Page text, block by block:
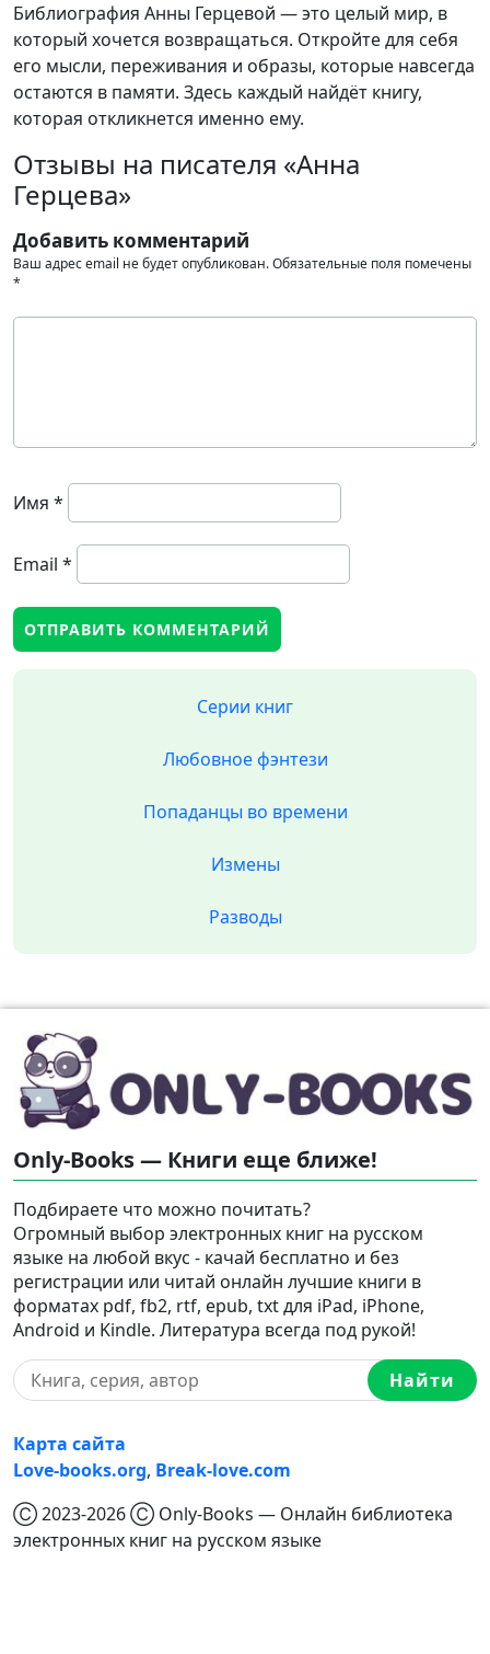
Библиография Анны Герцевой — это целый мир, в
который хочется возвращаться. Откройте для себя
его мысли, переживания и образы, которые навсегда
остаются в памяти. Здесь каждый найдёт книгу,
которая откликнется именно ему.
Отзывы на писателя «Анна
Герцева»
Добавить комментарий
Ваш адрес email не будет опубликован.Обязательные поля помечены
*
Имя *
Email *
Серии книг
Любовное фэнтези
Попаданцы во времени
Измены
Разводы
Only-Books — Книги еще ближе!
Подбираете что можно почитать?
Огромный выбор электронных книг на русском
языке на любой вкус - качай бесплатно и без
регистрации или читай онлайн лучшие книги в
форматах pdf, fb2, rtf, epub, txt для iPad, iPhone,
Android и Kindle. Литература всегда под рукой!
Найти
Карта сайта
Love-books.org, Break-love.com
Ⓒ 2023-2026 Ⓒ Only-Books — Онлайн библиотека
электронных книг на русском языке